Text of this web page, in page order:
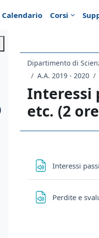
Calendario Corsi
A.A. 2019 - 2020
Interessi
etc. (2
Interessi
Perdite e